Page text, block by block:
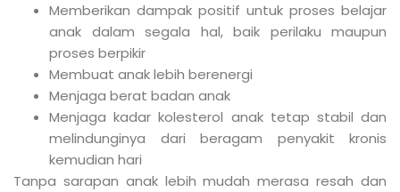
Memberikan dampak positif untuk proses belajar
anak dalam segala hal, baik perilaku maupun
proses berpikir
Membuat anak lebih berenergi
Menjaga berat badan anak
Menjaga kadar kolesterol anak tetap stabil dan
melindunginya dari beragam penyakit kronis
kemudian hari
Tanpa sarapan anak lebih mudah merasa resah dan